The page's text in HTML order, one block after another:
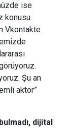
ise
konusu.
Vkontakte
Şu an
aktör”
dijital